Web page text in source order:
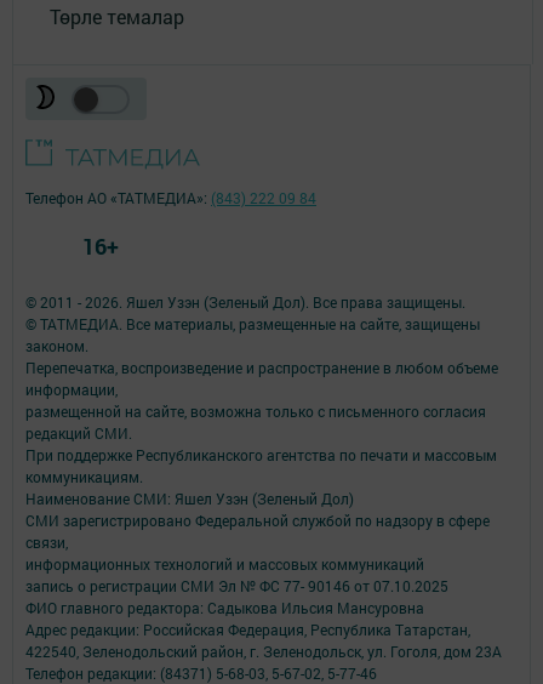
Төрле темалар
© 2011 - 2026. Яшел Узэн (Зеленый Дол). Все права защищены.
© ТАТМЕДИА. Все материалы, размещенные на сайте, защищены
законом.
Перепечатка, воспроизведение и распространение в любом объеме
информации,
размещенной на сайте, возможна только с письменного согласия
редакций СМИ.
При поддержке Республиканского агентства по печати и массовым
коммуникациям.
Наименование СМИ: Яшел Узэн (Зеленый Дол)
СМИ зарегистрировано Федеральной службой по надзору в сфере
связи,
информационных технологий и массовых коммуникаций
запись о регистрации СМИ Эл № ФС 77- 90146 от 07.10.2025
ФИО главного редактора: Садыкова Ильсия Мансуровна
Адрес редакции: Российская Федерация, Республика Татарстан,
422540, Зеленодольский район, г. Зеленодольск, ул. Гоголя, дом 23А
Телефон редакции: (84371) 5-68-03, 5-67-02, 5-77-46
Телефон АО «ТАТМЕДИА»: (843) 222 09 84
16+